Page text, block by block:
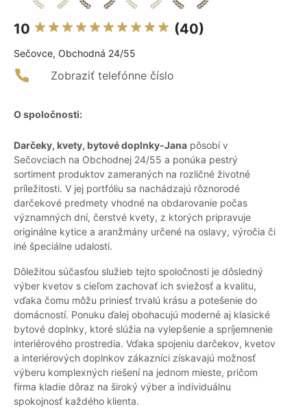
10 (40)
Sečovce, Obchodná 24/55
Zobraziť telefónne číslo
O spoločnosti:
Darčeky, kvety, bytové doplnky-Jana pôsobí v
Sečovciach na Obchodnej 24/55 a ponúka pestrý
sortiment produktov zameraných na rozličné životné
príležitosti. V jej portfóliu sa nachádzajú rôznorodé
darčekové predmety vhodné na obdarovanie počas
významných dní, čerstvé kvety, z ktorých pripravuje
originálne kytice a aranžmány určené na oslavy, výročia či
iné špeciálne udalosti.
Dôležitou súčasťou služieb tejto spoločnosti je dôsledný
výber kvetov s cieľom zachovať ich sviežosť a kvalitu,
vďaka čomu môžu priniesť trvalú krásu a potešenie do
domácností. Ponuku ďalej obohacujú moderné aj klasické
bytové doplnky, ktoré slúžia na vylepšenie a spríjemnenie
interiérového prostredia. Vďaka spojeniu darčekov, kvetov
a interiérových doplnkov zákazníci získavajú možnosť
výberu komplexných riešení na jednom mieste, pričom
firma kladie dôraz na široký výber a individuálnu
spokojnosť každého klienta.